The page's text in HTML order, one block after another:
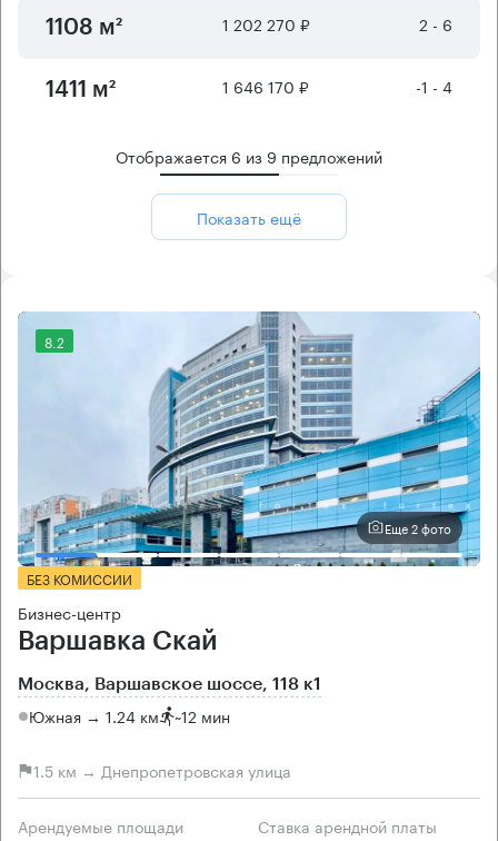
1108 м² 1 202 270 ₽ 2 - 6
1411 м² 1 646 170 ₽ -1 - 4
Отображается 6 из 9 предложений
Показать ещё
8.2
Еще 2 фото
БЕЗ КОМИССИИ
Бизнес-центр
Варшавка Скай
Москва, Варшавское шоссе, 118 к1
Южная → 1.24 км ~12 мин
1.5 км → Днепропетровская улица
Арендуемые площади Ставка арендной платы